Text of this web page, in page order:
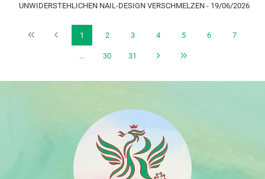
UNWIDERSTEHLICHEN NAIL-DESIGN VERSCHMELZEN - 19/06/2026
1 2 3 4 5 6 7
... 30 31